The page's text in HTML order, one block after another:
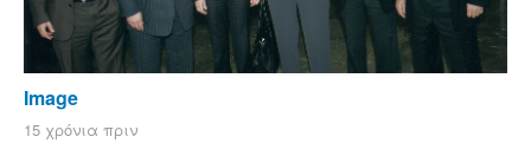
Image
15 χρόνια πριν